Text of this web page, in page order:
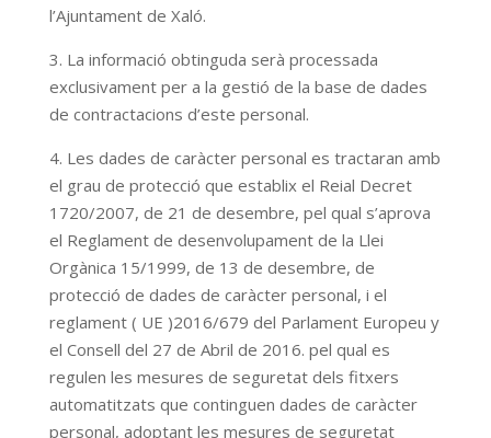
l’Ajuntament de Xaló.
3. La informació obtinguda serà processada
exclusivament per a la gestió de la base de dades
de contractacions d’este personal.
4. Les dades de caràcter personal es tractaran amb
el grau de protecció que establix el Reial Decret
1720/2007, de 21 de desembre, pel qual s’aprova
el Reglament de desenvolupament de la Llei
Orgànica 15/1999, de 13 de desembre, de
protecció de dades de caràcter personal, i el
reglament ( UE )2016/679 del Parlament Europeu y
el Consell del 27 de Abril de 2016. pel qual es
regulen les mesures de seguretat dels fitxers
automatitzats que continguen dades de caràcter
personal, adoptant les mesures de seguretat